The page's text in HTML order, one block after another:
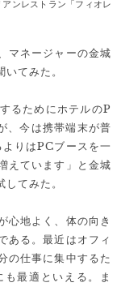
ンレストラン「フィオレ
マネージャーの金城
てみた。
るためにホテルのP
、今は携帯端末が普
りはPCブースを一
えています」と金城
てみた。
心地よく、体の向き
ある。最近はオフィ
の仕事に集中するた
最適といえる。ま